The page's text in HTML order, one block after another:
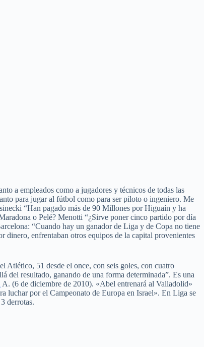
a empleados como a jugadores y técnicos de todas las
para jugar al fútbol como para ser piloto o ingeniero. Me
“Han pagado más de 90 Millones por Higuaín y ha
o Pelé? Menotti “¿Sirve poner cinco partido por día
“Cuando hay un ganador de Liga y de Copa no tiene
enfrentaban otros equipos de la capital provenientes
Atlético, 51 desde el once, con seis goles, con cuatro
del resultado, ganando de una forma determinada”. Es una
A. (6 de diciembre de 2010). «Abel entrenará al Valladolid»
luchar por el Campeonato de Europa en Israel». En Liga se
derrotas.